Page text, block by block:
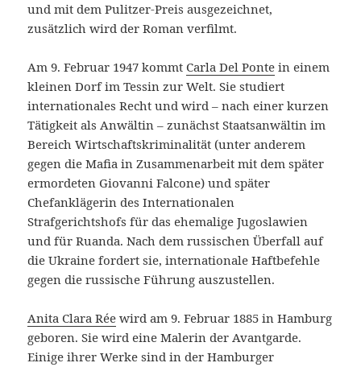
und mit dem Pulitzer-Preis ausgezeichnet,
zusätzlich wird der Roman verfilmt.
Am 9. Februar 1947 kommt Carla Del Ponte in einem
kleinen Dorf im Tessin zur Welt. Sie studiert
internationales Recht und wird – nach einer kurzen
Tätigkeit als Anwältin – zunächst Staatsanwältin im
Bereich Wirtschaftskriminalität (unter anderem
gegen die Mafia in Zusammenarbeit mit dem später
ermordeten Giovanni Falcone) und später
Chefanklägerin des Internationalen
Strafgerichtshofs für das ehemalige Jugoslawien
und für Ruanda. Nach dem russischen Überfall auf
die Ukraine fordert sie, internationale Haftbefehle
gegen die russische Führung auszustellen.
Anita Clara Rée wird am 9. Februar 1885 in Hamburg
geboren. Sie wird eine Malerin der Avantgarde.
Einige ihrer Werke sind in der Hamburger